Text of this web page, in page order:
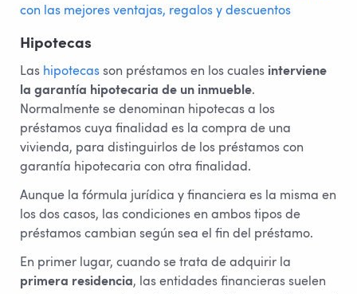
con las mejores ventajas, regalos y descuentos
Hipotecas
Las hipotecas son préstamos en los cuales interviene
la garantía hipotecaria de un inmueble.
Normalmente se denominan hipotecas a los
préstamos cuya finalidad es la compra de una
vivienda, para distinguirlos de los préstamos con
garantía hipotecaria con otra finalidad.
Aunque la fórmula jurídica y financiera es la misma en
los dos casos, las condiciones en ambos tipos de
préstamos cambian según sea el fin del préstamo.
En primer lugar, cuando se trata de adquirir la
primera residencia, las entidades financieras suelen